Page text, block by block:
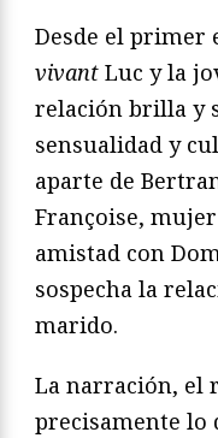
Desde el primer
vivant Luc y la
relación brilla y
sensualidad y
aparte de
Françoise,
amistad con
sospecha la
marido.
La narración, el
precisamente lo